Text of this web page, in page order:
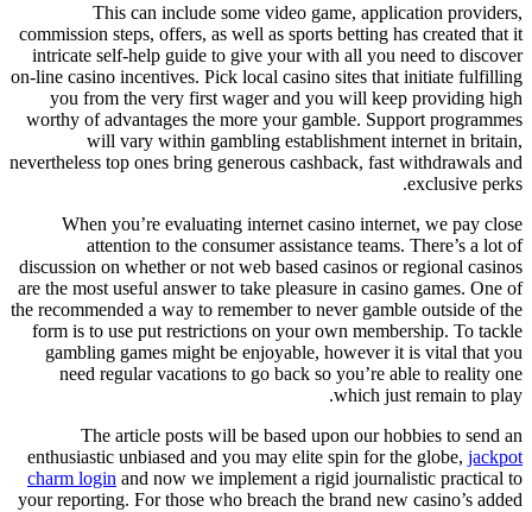
This can include some video game, application
commission steps, offers, as well as sports betting has
intricate self-help guide to give your with all you need to
on-line casino incentives. Pick local casino sites that
you from the very first wager and you will keep
worthy of advantages the more your gamble. Support
will vary within gambling establishment internet
nevertheless top ones bring generous cashback, fast
When you’re evaluating internet casino internet, we
attention to the consumer assistance teams.
discussion on whether or not web based casinos or
are the most useful answer to take pleasure in casino
the recommended a way to remember to never gamble
form is to use put restrictions on your own membership.
gambling games might be enjoyable, however it is
need regular vacations to go back so you’re able to
which just
The article posts will be based upon our hobbies
enthusiastic unbiased and you may elite spin for the
charm login and now we implement a rigid journalistic
your reporting. For those who breach the brand new